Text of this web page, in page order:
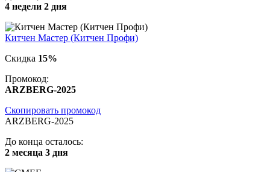
4 недели 2 дня
Китчен Мастер (Китчен Профи)
Скидка 15%
Промокод:
ARZBERG-2025
Скопировать промокод
ARZBERG-2025
До конца осталось:
2 месяца 3 дня